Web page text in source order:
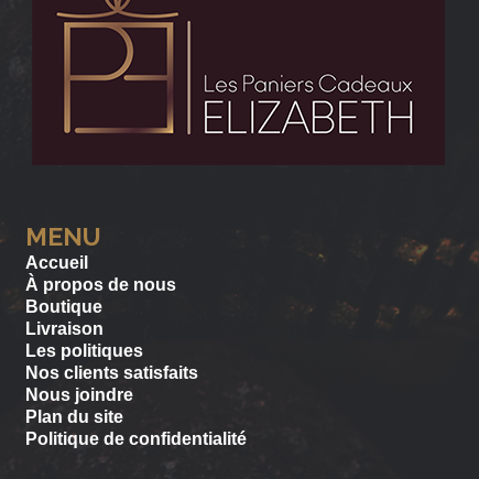
MENU
Accueil
À propos de nous
Boutique
Livraison
Les politiques
Nos clients satisfaits
Nous joindre
Plan du site
Politique de confidentialité